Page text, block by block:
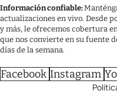
Información confiable:
actualizaciones en vivo. Desde
y más, le ofrecemos cobertura
que nos convierte en su fuente
días de la semana.
Facebook Instagram